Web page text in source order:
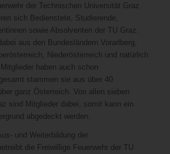
der Technischen Universität Graz
sich Bedienstete, Studierende,
sowie Absolventen der TU Graz.
aus den Bundesländern Vorarlberg,
Niederösterreich und natürlich
haben auch schon
stammen sie aus über 40
ganz Österreich. Von allen sieben
sind Mitglieder dabei, somit kann ein
abgedeckt werden.
und Weiterbildung der
die Freiwillige Feuerwehr der TU